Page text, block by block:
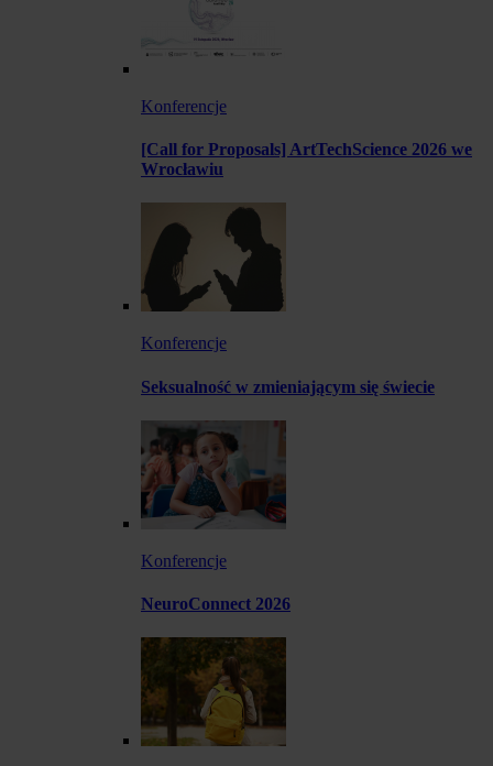
Konferencje
[Call for Proposals] ArtTechScience 2026 we
Wrocławiu
Konferencje
Seksualność w zmieniającym się świecie
Konferencje
NeuroConnect 2026